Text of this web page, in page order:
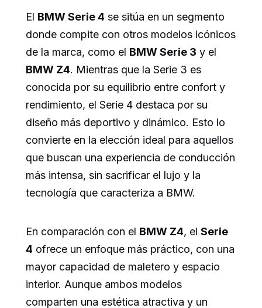
El BMW Serie 4 se sitúa en un segmento
donde compite con otros modelos icónicos
de la marca, como el BMW Serie 3 y el
BMW Z4. Mientras que la Serie 3 es
conocida por su equilibrio entre confort y
rendimiento, el Serie 4 destaca por su
diseño más deportivo y dinámico. Esto lo
convierte en la elección ideal para aquellos
que buscan una experiencia de conducción
más intensa, sin sacrificar el lujo y la
tecnología que caracteriza a BMW.
En comparación con el BMW Z4, el Serie
4 ofrece un enfoque más práctico, con una
mayor capacidad de maletero y espacio
interior. Aunque ambos modelos
comparten una estética atractiva y un